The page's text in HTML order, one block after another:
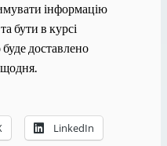
інформацію
бути в курсі
доставлено
LinkedIn